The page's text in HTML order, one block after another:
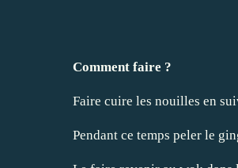
Comment faire ?
Faire cuire les nouilles en
Pendant ce temps peler le